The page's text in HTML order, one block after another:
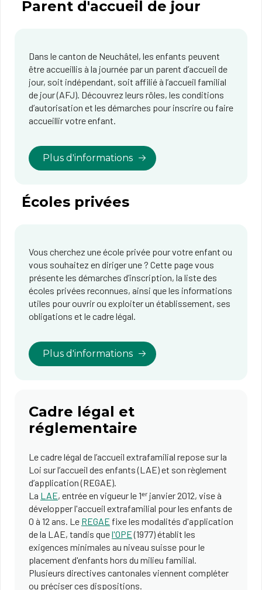
Parent d'accueil de jour
Dans le canton de Neuchâtel, les enfants peuvent
être accueillis à la journée par un parent d’accueil de
jour, soit indépendant, soit affilié à l’accueil familial
de jour (AFJ). Découvrez leurs rôles, les conditions
d’autorisation et les démarches pour inscrire ou faire
accueillir votre enfant.
Plus d'informations
Écoles privées
Vous cherchez une école privée pour votre enfant ou
vous souhaitez en diriger une ? Cette page vous
présente les démarches d’inscription, la liste des
écoles privées reconnues, ainsi que les informations
utiles pour ouvrir ou exploiter un établissement, ses
obligations et le cadre légal.
Plus d'informations
Cadre légal et
réglementaire
Le cadre légal de l’accueil extrafamilial repose sur la
Loi sur l’accueil des enfants (LAE) et son règlement
d’application (REGAE).
La LAE, entrée en vigueur le 1ᵉʳ janvier 2012, vise à
développer l'accueil extrafamilial pour les enfants de
0 à 12 ans. Le REG​AE fixe les modalités d'application
de la LAE, tandis quel'​OPE​(1977) établit les
exigences minimales au niveau suisse po​ur le
placement d'enfants hors du milieu familial.
Plusieurs directives cantonales viennent compléter
ou préciser ces dispositions.